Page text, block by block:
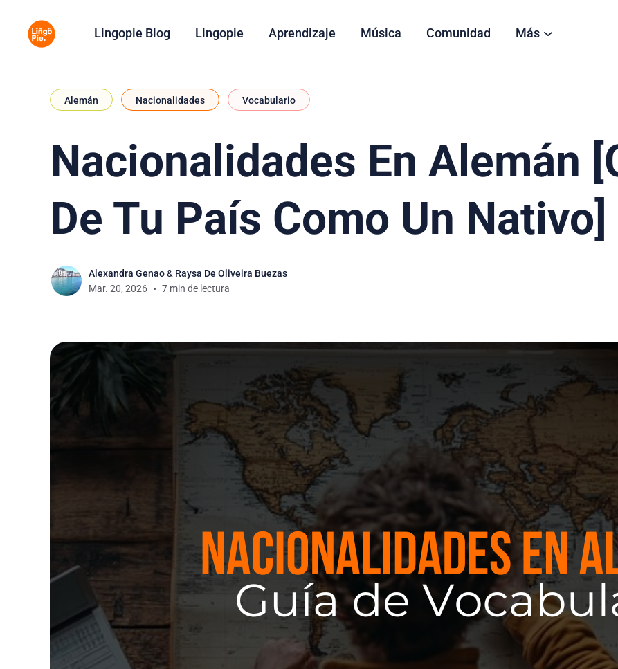
Lingopie Blog Lingopie Aprendizaje Música Comunidad Más
Alemán Nacionalidades Vocabulario
Nacionalidades En Alemán
De Tu País Como Un Nativo]
Alexandra Genao& Raysa De Oliveira Buezas
Mar. 20, 2026
7 min de lectura